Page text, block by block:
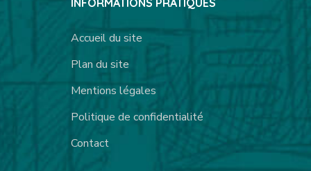
Accueil du site
Plan du site
Mentions légales
Politique de confidentialité
Contact